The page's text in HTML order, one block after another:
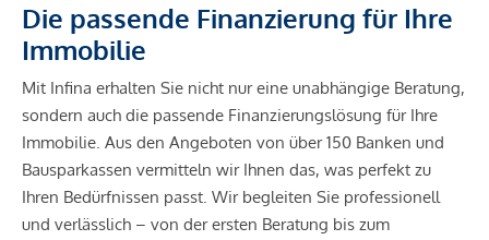
Die passende Finanzierung für Ihre
Immobilie
Mit Infina erhalten Sie nicht nur eine unabhängige Beratung,
sondern auch die passende Finanzierungslösung für Ihre
Immobilie. Aus den Angeboten von über 150 Banken und
Bausparkassen vermitteln wir Ihnen das, was perfekt zu
Ihren Bedürfnissen passt. Wir begleiten Sie professionell
und verlässlich – von der ersten Beratung bis zum